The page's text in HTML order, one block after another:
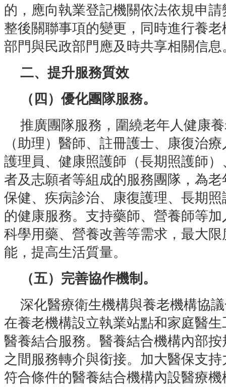
的，應向執業登記機關依法依規申
整後關聯事項的變更，同時進行養
部門與民政部門應及時共享相關信息
二、提升服務質效
（四）優化團隊服務。
推廣團隊服務，圍繞老年人健康
（助理）醫師、註冊護士、康復治
護理員、健康照護師（長期照護師
者及志願者等組成的服務團隊，為
保健、疾病診治、康復護理、長期
的健康服務。支持藥師、營養師等
科學用藥、營養改善等需求，最大
能，提高生活質量。
（五）完善協作機制。
深化醫療衛生機構與養老機構協
在養老機構設立執業站點和家庭醫
醫養結合服務。醫養結合機構內部
之間服務轉介與銜接。加大醫保支
符合條件的醫養結合機構內設醫療